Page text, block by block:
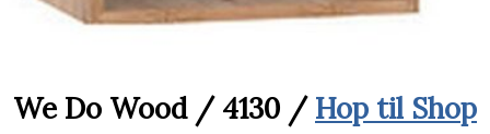
We Do Wood / 4130 / Hop til Shop